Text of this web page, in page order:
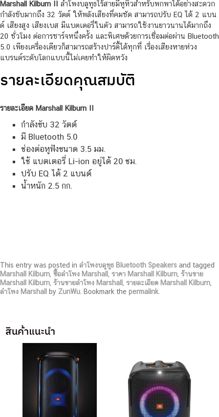
Marshall Kilburn II ลำโพงบลูทูธไร้สายมีหูหิ้วสำหรับพกพาได้อย่างสะดวก
กำลังขับมากถึง 32 วัตต์ ให้พลังเสียงที่คมชัด สามารถปรับ EQ ได้ 2 แบน
ด์ เสียงสูง เสียงเบส มีแบตเตอรี่ในตัว สามารถใช้งานยาวนานได้มากถึง
20 ชั่วโมง ต่อการชาร์จหนึ่งครั้ง และพิเศษด้วยการเชื่อมต่อผ่าน Bluetooth
5.0 เพียงเครื่องเดียวก็สามารถสร้างปาร์ตี้ได้ทุกที่ เรื่องเสียงหายห่วง
แบรนด์ระดับโลกแบบนี้ไม่เคยทำให้ผิดหวัง
รายละเอียดคุณสมบัติ
รายละเอียด Marshall Kilburn II
กำลังขับ 32 วัตต์
มี Bluetooth 5.0
ช่องต่อหูฟังขนาด 3.5 มม.
ใช้ แบตเตอรี่ Li-ion อยู่ได้ 20 ชม.
ปรับ EQ ได้ 2 แบนด์
น้ำหนัก 2.5 กก.
This entry was posted in ลำโพงบลูทูธ Bluetooth Speakers and tagged
Marshall Kilburn ซื้อลำโพง Marshall ราคา Marshall Kilburn ร้านขาย
Marshall Kilburn ร้านขายลำโพง Marshall รายละเอียด Marshall Kilburn
ลำโพง Marshall by ZunWu . Bookmark the permalink
สินค้าแนะนำ